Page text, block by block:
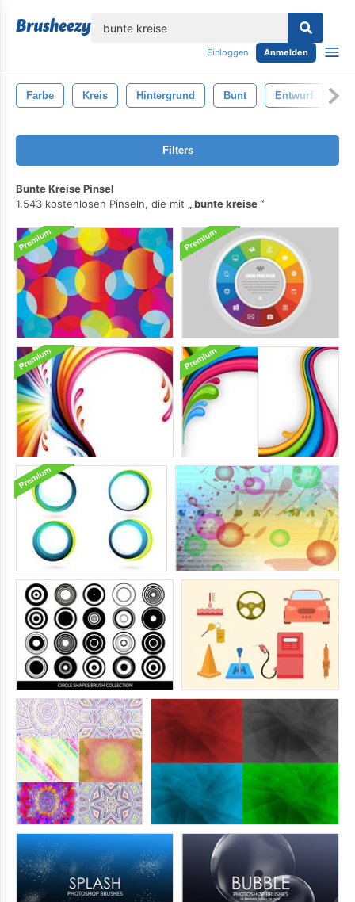
Einloggen Anmelden
Farbe Kreis Hintergrund Bunt Entwurf
Filters
Bunte Kreise Pinsel
1.543 kostenlosen Pinseln, die mit
bunte kreise